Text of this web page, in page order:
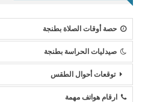
حصة أوقات الصلاة بطنجة
صيدليات الحراسة بطنجة
توقعات أحوال الطقس
ارقام هواتف مهمة